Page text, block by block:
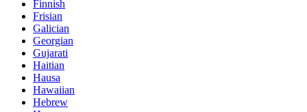
Finnish
Frisian
Galician
Georgian
Gujarati
Haitian
Hausa
Hawaiian
Hebrew